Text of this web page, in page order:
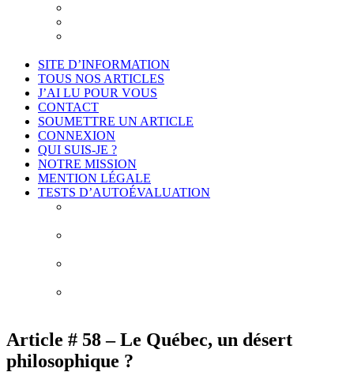
SITE D’INFORMATION
TOUS NOS ARTICLES
J’AI LU POUR VOUS
CONTACT
SOUMETTRE UN ARTICLE
CONNEXION
QUI SUIS-JE ?
NOTRE MISSION
MENTION LÉGALE
TESTS D’AUTOÉVALUATION
Article # 58 – Le Québec, un désert
philosophique ?